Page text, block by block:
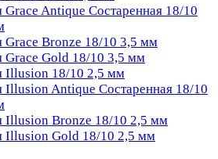
Grace Antique Состаренная 18/10
Grace Bronze 18/10 3,5 мм
Grace Gold 18/10 3,5 мм
Illusion 18/10 2,5 мм
Illusion Antique Состаренная 18/10
Illusion Bronze 18/10 2,5 мм
Illusion Gold 18/10 2,5 мм